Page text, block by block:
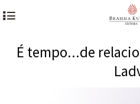
4
É tempo...de